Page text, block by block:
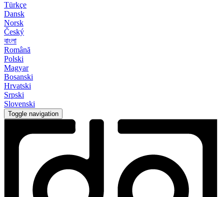
Türkçe
Dansk
Norsk
Český
বাংলা
Română
Polski
Magyar
Bosanski
Hrvatski
Srpski
Slovenski
Toggle navigation